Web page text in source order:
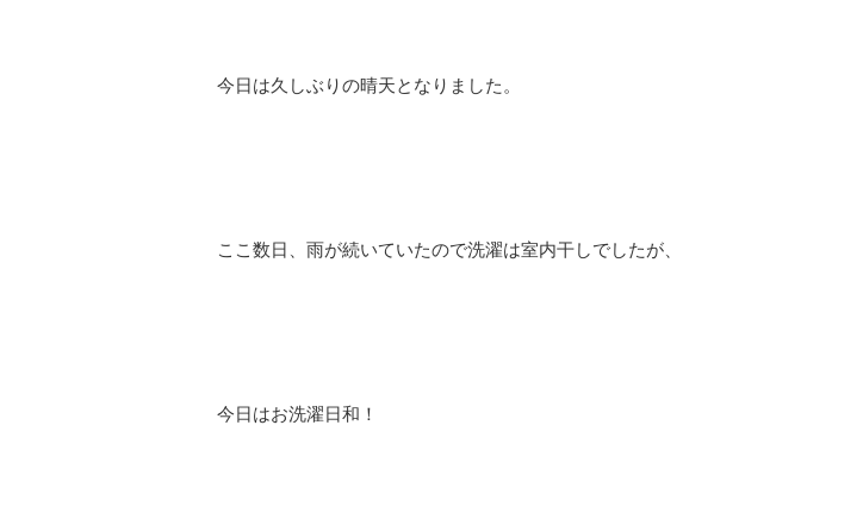
今日は久しぶりの晴天となりました。
ここ数日、雨が続いていたので洗濯は室内干しでしたが、
今日はお洗濯日和！